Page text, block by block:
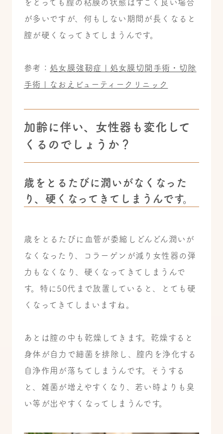
をとっても膣の粘膜の状態はすごく良い場合
が多いですが、何もしない期間が長くなると
膣が硬くなってきてしまうんです。
参考： 処女膜強靭症 | 処女膜切開手術・切除
手術 | なおえビューティークリニック
加齢に伴い、女性器も変化して
くるのでしょうか？
歳をとるたびに潤いがなくなった
り、硬くなってきてしまうんです。
歳をとるたびに血管が委縮しどんどん潤いが
なくなったり、コラーゲンが減り女性器の弾
力もなくなり、硬くなってきてしまうんで
す。 特に50代まで放置していると、とても硬
くなってきてしまいますね。
あとは膣の中も乾燥してきます。乾燥すると
身体が自力で細菌を排除し、膣内を浄化する
自浄作用が落ちてしまうんです。
そうする
と、雑菌が増えやすくなり、若い時よりも臭
い等が出やすくなってしまうんです。